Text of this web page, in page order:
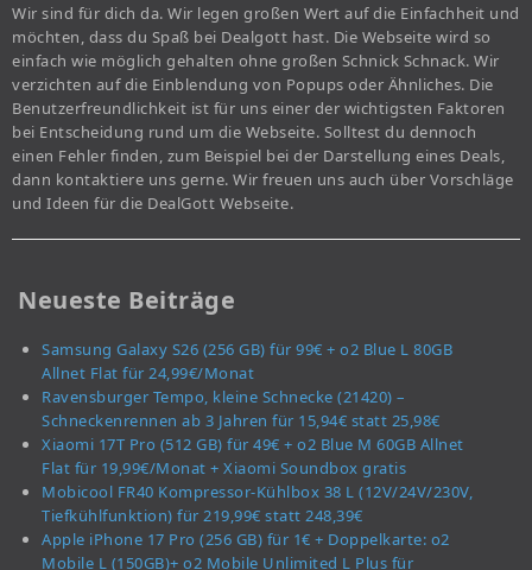
Wir sind für dich da. Wir legen großen Wert auf die Einfachheit und
möchten, dass du Spaß bei Dealgott hast. Die Webseite wird so
einfach wie möglich gehalten ohne großen Schnick Schnack. Wir
verzichten auf die Einblendung von Popups oder Ähnliches. Die
Benutzerfreundlichkeit ist für uns einer der wichtigsten Faktoren
bei Entscheidung rund um die Webseite. Solltest du dennoch
einen Fehler finden, zum Beispiel bei der Darstellung eines Deals,
dann kontaktiere uns gerne. Wir freuen uns auch über Vorschläge
und Ideen für die DealGott Webseite.
Neueste Beiträge
Samsung Galaxy S26 (256 GB) für 99€ + o2 Blue L 80GB
Allnet Flat für 24,99€/Monat
Ravensburger Tempo, kleine Schnecke (21420) –
Schneckenrennen ab 3 Jahren für 15,94€ statt 25,98€
Xiaomi 17T Pro (512 GB) für 49€ + o2 Blue M 60GB Allnet
Flat für 19,99€/Monat + Xiaomi Soundbox gratis
Mobicool FR40 Kompressor-Kühlbox 38 L (12V/24V/230V,
Tiefkühlfunktion) für 219,99€ statt 248,39€
Apple iPhone 17 Pro (256 GB) für 1€ + Doppelkarte: o2
Mobile L (150GB)+ o2 Mobile Unlimited L Plus für